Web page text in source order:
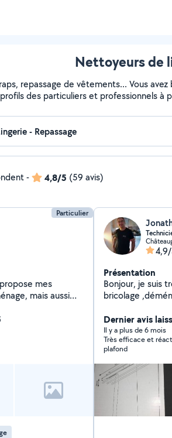
Nettoyeurs de
repassage de vêtements... Vous
des particuliers et professionnels à
- 4,8/5 (59 avis)
Particulier
mes
mais aussi
Cordialment Silvana.
Présentation
Bonjour, je suis
bricolage
Dernier avis
Il y a plus de 6 mois
Très efficace et
plafond